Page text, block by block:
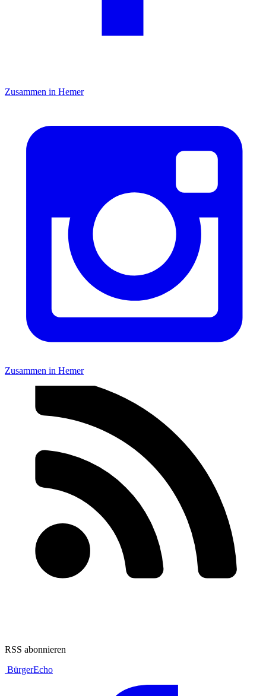
Zusammen in Hemer
Zusammen in Hemer
RSS abonnieren
BürgerEcho